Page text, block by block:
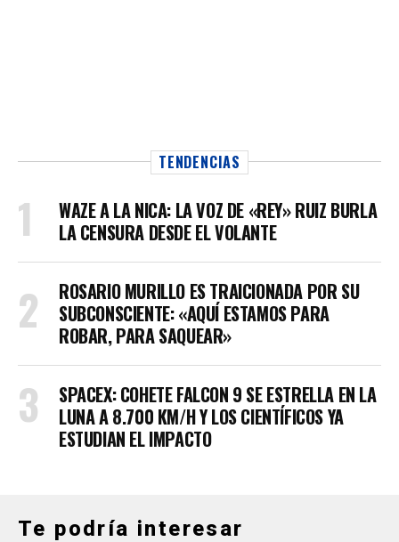
TENDENCIAS
WAZE A LA NICA: LA VOZ DE «REY» RUIZ BURLA
LA CENSURA DESDE EL VOLANTE
ROSARIO MURILLO ES TRAICIONADA POR SU
SUBCONSCIENTE: «AQUÍ ESTAMOS PARA
ROBAR, PARA SAQUEAR»
SPACEX: COHETE FALCON 9 SE ESTRELLA EN LA
LUNA A 8.700 KM/H Y LOS CIENTÍFICOS YA
ESTUDIAN EL IMPACTO
Te podría interesar